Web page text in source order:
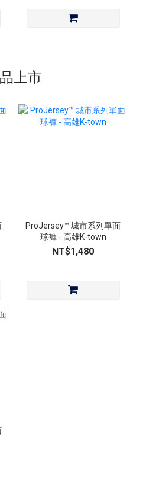
上市
ProJersey™ 城市系列單面
球褲 - 高雄K-town
NT$1,480